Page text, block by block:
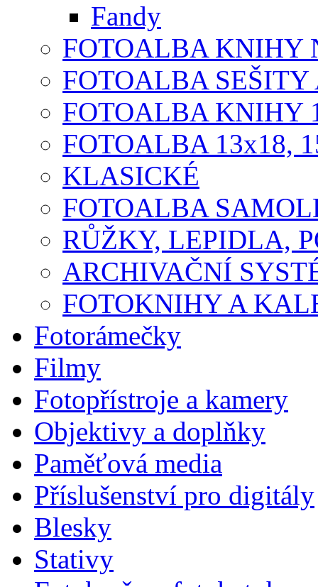
Fandy
FOTOALBA KNIHY
FOTOALBA SEŠITY
FOTOALBA KNIHY
FOTOALBA 13x18,
KLASICKÉ
FOTOALBA
RŮŽKY, LEPIDLA,
ARCHIVAČNÍ
FOTOKNIHY A
Fotorámečky
Filmy
Fotopřístroje a kamery
Objektivy a doplňky
Paměťová media
Příslušenství pro digitály
Blesky
Stativy